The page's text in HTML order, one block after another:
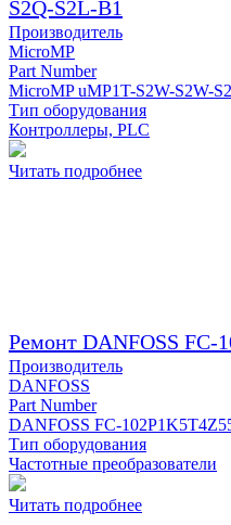
S2Q-S2L-B1
Производитель
MicroMP
Part Number
MicroMP uMP1T-S2W-S2W-
Тип оборудования
Контроллеры, PLC
Читать подробнее
Ремонт DANFOSS FC-
Производитель
DANFOSS
Part Number
DANFOSS FC-
Тип оборудования
Частотные преобразователи
Читать подробнее